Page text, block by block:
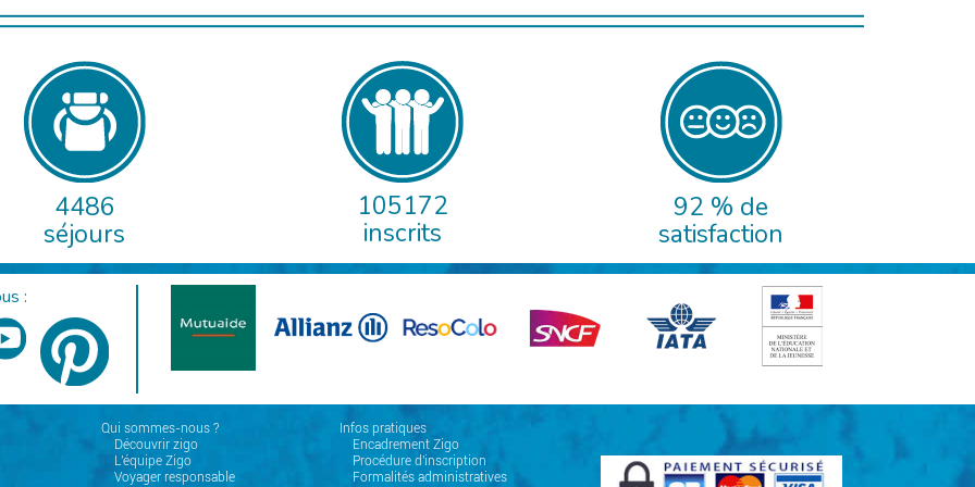
4486
séjours
105172
inscrits
92 % de
satisfaction
:
Qui sommes-nous ?
Découvrir zigo
L'équipe Zigo
Voyager responsable
Infos pratiques
Encadrement Zigo
Procédure d'inscription
Formalités administratives